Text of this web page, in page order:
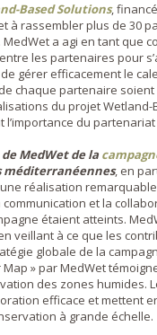
Based Solutions,
à rassembler plus de 30
a agi en tant que
les partenaires pour
gérer efficacement le
chaque partenaire
du projet
du
MedWet de la
méditerranéennes, en
réalisation
et la
étaient atteints.
veillant à ce que les
globale de la
» par MedWet
des zones humides.
efficace et mettent
à grande échelle.